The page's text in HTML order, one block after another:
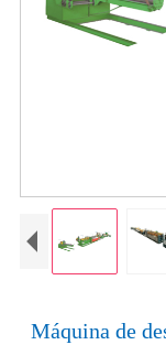
Máquina de